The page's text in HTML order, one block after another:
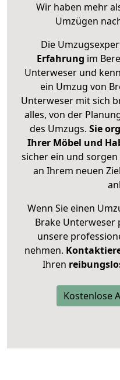
Wir haben mehr
Umzügen
Die
Erfahrung im
Unterweser und
ein Umzug von
Unterweser mit sich
alles, von der
des Umzugs. Sie
Ihrer Möbel und
sicher ein und
an Ihrem neuen
Wenn Sie einen
Brake Unterweser
unsere
nehmen.
Ihren
Kostenlose